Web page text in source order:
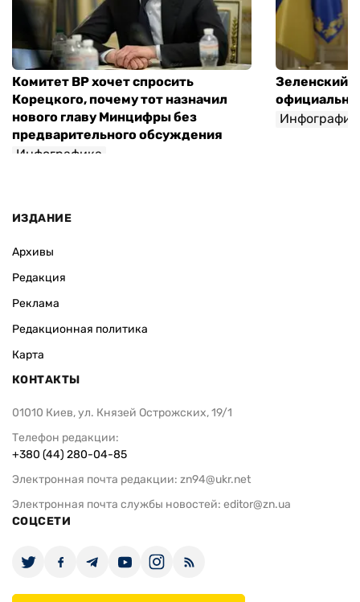
Комитет ВР хочет спросить
Корецкого, почему тот назначил
нового главу Минцифры без
предварительного обсуждения
Инфографика
Зеленский
ИЗДАНИЕ
Архивы
Редакция
Реклама
Редакционная политика
Карта
КОНТАКТЫ
01010 Киев, ул. Князей Острожских, 19/1
Телефон редакции:
+380 (44) 280-04-85
Электронная почта редакции: zn94@ukr.net
Электронная почта службы новостей: editor@zn.ua
СОЦСЕТИ